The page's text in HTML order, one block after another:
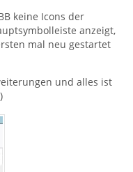
keine Icons der
anzeigt,
mal neu gestartet
und alles ist